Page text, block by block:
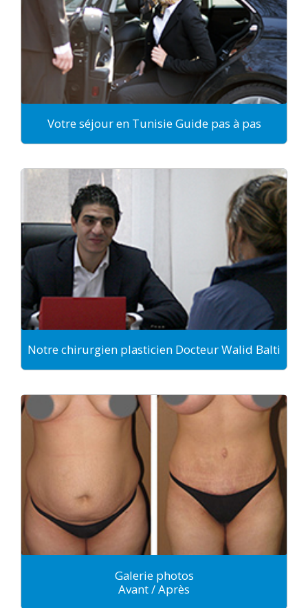
Votre séjour en Tunisie Guide pas à pas
Notre chirurgien plasticien Docteur Walid Balti
Galerie photos
Avant / Après